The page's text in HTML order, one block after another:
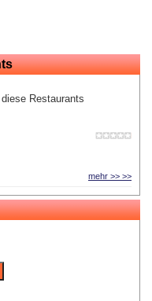
Restaurants
mehr >> >>